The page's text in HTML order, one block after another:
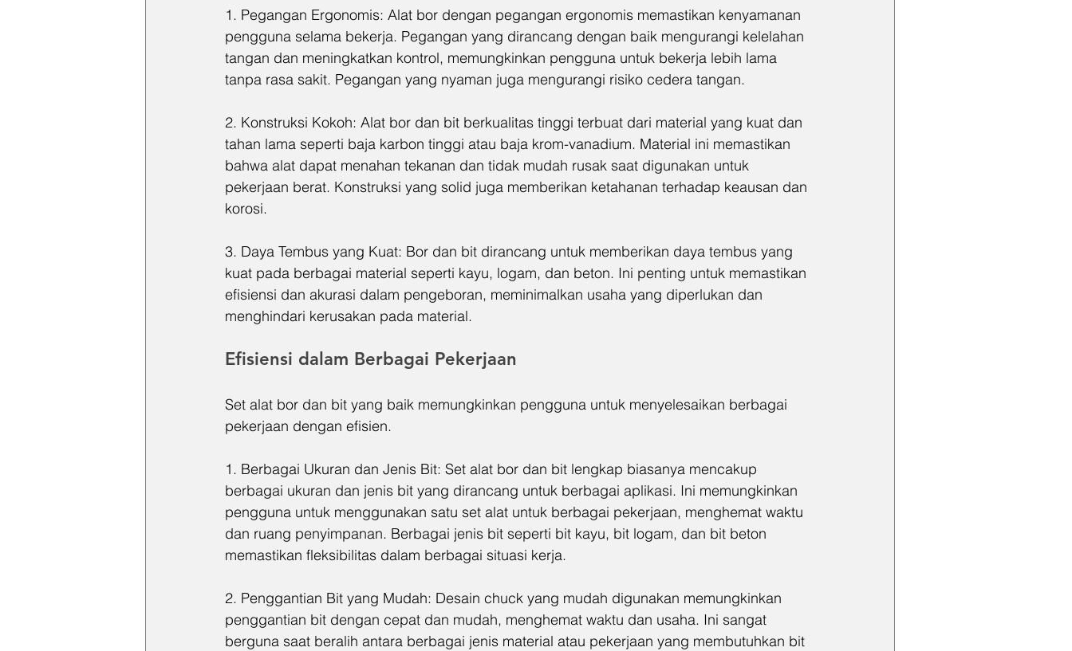
1. Pegangan Ergonomis: Alat bor dengan pegangan ergonomis memastikan kenyamanan
pengguna selama bekerja. Pegangan yang dirancang dengan baik mengurangi kelelahan
tangan dan meningkatkan kontrol, memungkinkan pengguna untuk bekerja lebih lama
tanpa rasa sakit. Pegangan yang nyaman juga mengurangi risiko cedera tangan.
2. Konstruksi Kokoh: Alat bor dan bit berkualitas tinggi terbuat dari material yang kuat dan
tahan lama seperti baja karbon tinggi atau baja krom-vanadium. Material ini memastikan
bahwa alat dapat menahan tekanan dan tidak mudah rusak saat digunakan untuk
pekerjaan berat. Konstruksi yang solid juga memberikan ketahanan terhadap keausan dan
korosi.
3. Daya Tembus yang Kuat: Bor dan bit dirancang untuk memberikan daya tembus yang
kuat pada berbagai material seperti kayu, logam, dan beton. Ini penting untuk memastikan
efisiensi dan akurasi dalam pengeboran, meminimalkan usaha yang diperlukan dan
menghindari kerusakan pada material.
Efisiensi dalam Berbagai Pekerjaan
Set alat bor dan bit yang baik memungkinkan pengguna untuk menyelesaikan berbagai
pekerjaan dengan efisien.
1. Berbagai Ukuran dan Jenis Bit: Set alat bor dan bit lengkap biasanya mencakup
berbagai ukuran dan jenis bit yang dirancang untuk berbagai aplikasi. Ini memungkinkan
pengguna untuk menggunakan satu set alat untuk berbagai pekerjaan, menghemat waktu
dan ruang penyimpanan. Berbagai jenis bit seperti bit kayu, bit logam, dan bit beton
memastikan fleksibilitas dalam berbagai situasi kerja.
2. Penggantian Bit yang Mudah: Desain chuck yang mudah digunakan memungkinkan
penggantian bit dengan cepat dan mudah, menghemat waktu dan usaha. Ini sangat
berguna saat beralih antara berbagai jenis material atau pekerjaan yang membutuhkan bit